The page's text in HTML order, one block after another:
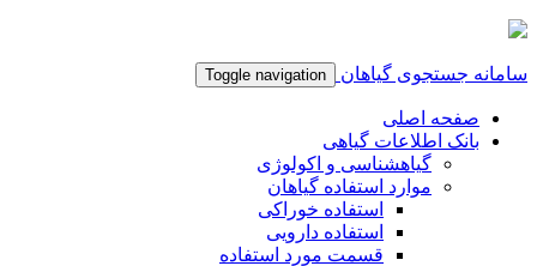
سامانه جستجوی گیاهان Toggle navigation
صفحه اصلی
بانک اطلاعات گیاهی
گیاهشناسی و اکولوژی
موارد استفاده گیاهان
استفاده خوراکی
استفاده دارویی
قسمت مورد استفاده